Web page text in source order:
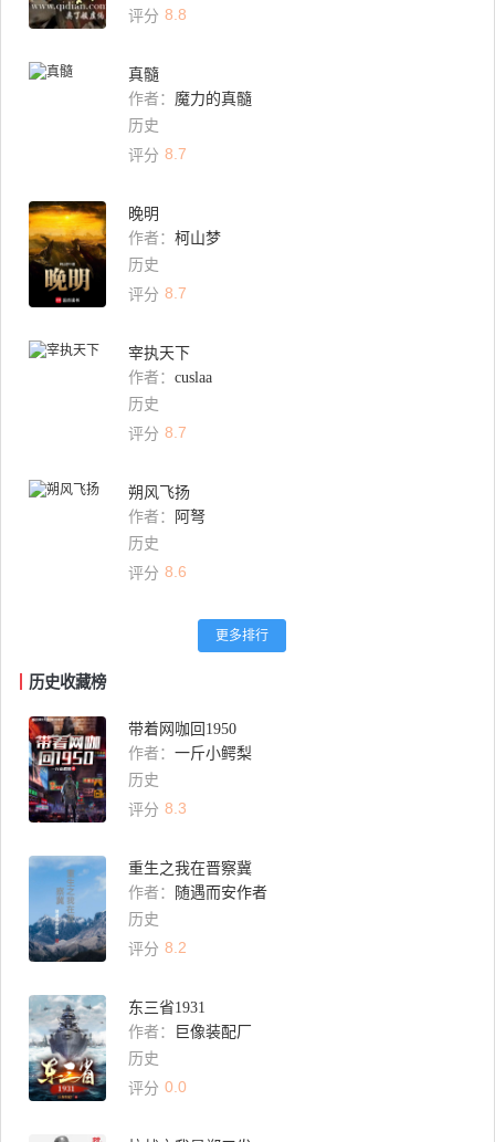
评分 8.8
真髓
作者： 魔力的真髓
历史
评分 8.7
晚明
作者： 柯山梦
历史
评分 8.7
宰执天下
作者： cuslaa
历史
评分 8.7
朔风飞扬
作者：
阿弩
历史
评分 8.6
更多排行
历史收藏榜
带着网咖回1950
作者： 一斤小鳄梨
历史
评分 8.3
重生之我在晋察冀
作者：
随遇而安作者
历史
评分 8.2
东三省1931
作者：
巨像装配厂
历史
评分 0.0